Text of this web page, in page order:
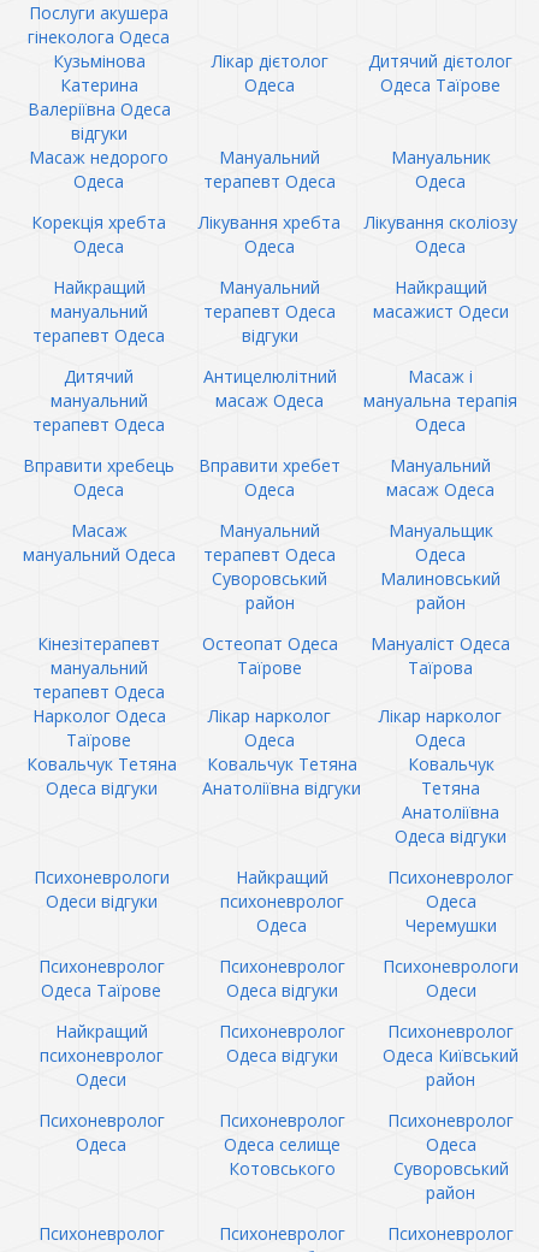
Послуги акушера
гінеколога Одеса
Кузьмінова
Катерина
Валеріївна Одеса
відгуки
Лікар дієтолог
Одеса
Дитячий дієтолог
Одеса Таїрове
Масаж недорого
Одеса
Мануальний
терапевт Одеса
Мануальник
Одеса
Корекція хребта
Одеса
Лікування хребта
Одеса
Лікування сколіозу
Одеса
Найкращий
мануальний
терапевт Одеса
Мануальний
терапевт Одеса
відгуки
Найкращий
масажист Одеси
Дитячий
мануальний
терапевт Одеса
Антицелюлітний
масаж Одеса
Масаж і
мануальна терапія
Одеса
Вправити хребець
Одеса
Вправити хребет
Одеса
Мануальний
масаж Одеса
Масаж
мануальний Одеса
Мануальний
терапевт Одеса
Суворовський
район
Мануальщик
Одеса
Малиновський
район
Кінезітерапевт
мануальний
терапевт Одеса
Остеопат Одеса
Таїрове
Мануаліст Одеса
Таїрова
Нарколог Одеса
Таїрове
Лікар нарколог
Одеса
Лікар нарколог
Одеса
Ковальчук Тетяна
Одеса відгуки
Ковальчук Тетяна
Анатоліївна відгуки
Ковальчук
Тетяна
Анатоліївна
Одеса відгуки
Психоневрологи
Одеси відгуки
Найкращий
психоневролог
Одеса
Психоневролог
Одеса
Черемушки
Психоневролог
Одеса Таїрове
Психоневролог
Одеса відгуки
Психоневрологи
Одеси
Найкращий
психоневролог
Одеси
Психоневролог
Одеса відгуки
Психоневролог
Одеса Київський
район
Психоневролог
Одеса
Психоневролог
Одеса селище
Котовського
Психоневролог
Одеса
Суворовський
район
Психоневролог
Психоневролог
Психоневролог